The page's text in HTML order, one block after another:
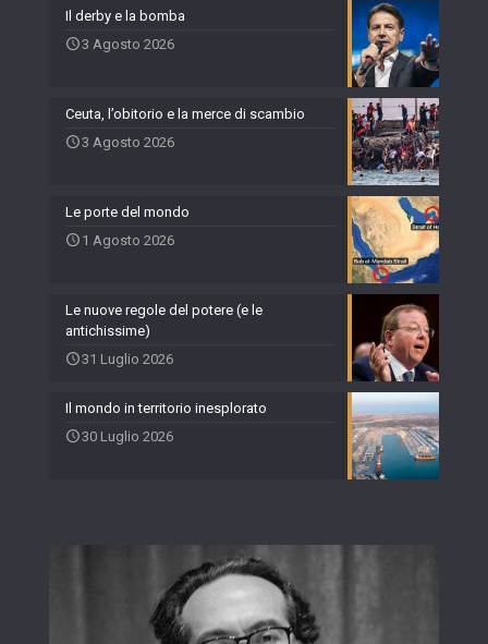
Il derby e la bomba
3 Agosto 2026
Ceuta, l’obitorio e la merce di scambio
3 Agosto 2026
Le porte del mondo
1 Agosto 2026
Le nuove regole del potere (e le
antichissime)
31 Luglio 2026
Il mondo in territorio inesplorato
30 Luglio 2026